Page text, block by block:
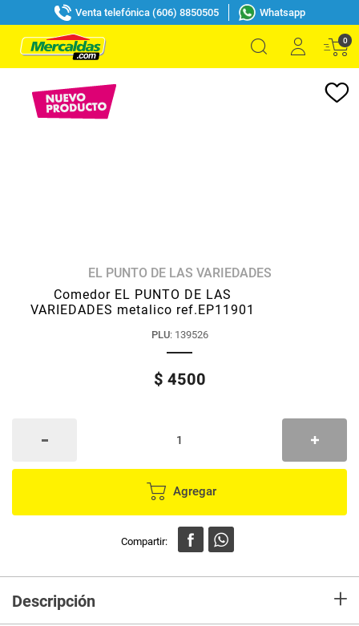
Venta telefónica (606) 8850505 Whatsapp
0
EL PUNTO DE LAS VARIEDADES
Comedor EL PUNTO DE LAS
VARIEDADES metalico ref.EP11901
PLU: 139526
$ 4500
Agregar
Descripción +